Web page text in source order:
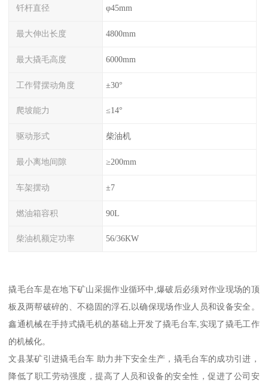
钎杆直径 φ45mm
最大伸出长度 4800mm
最大撬毛高度 6000mm
工作臂摆动角度 ±30°
爬坡能力 ≤14°
驱动形式 柴油机
最小离地间隙 ≥200mm
车架摆动 ±7
燃油箱容积 90L
柴油机额定功率 56/36KW
撬毛台车是在地下矿山采掘作业循环中,爆破后必须对作业现场的顶
板及两帮破碎的、不稳固的浮石,以确保现场作业人员和设备安全。
鑫通机械在手持式撬毛机的基础上开发了撬毛台车,实现了撬毛工作
的机械化。
文县某矿引进撬毛台车 助力井下安全生产，撬毛台车的成功引进，
降低了职工劳动强度，提高了人员和设备的安全性，促进了公司安